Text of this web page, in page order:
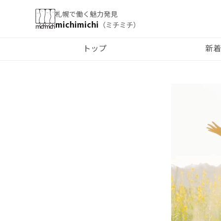
札幌で働く魅力発見
michimichi （ミチミチ）
トップ 新着